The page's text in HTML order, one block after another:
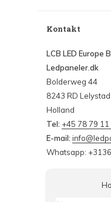
Kontakt
LCB LED Europe
Ledpaneler.dk
Bolderweg 44
8243 RD Lelystad
Holland
Tel: +45 78 79
E-mail:
Whatsapp: